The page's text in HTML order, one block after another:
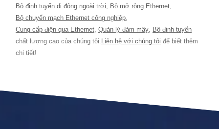
Bộ định tuyến di động ngoài trời, Bộ mở rộng Ethernet,
Bộ chuyển mạch Ethernet công nghiệp,
Cung cấp điện qua Ethernet, Quản lý đám mây, Bộ định tuyến
chất lượng cao của chúng tôi. Liên hệ với chúng tôi để biết thêm
chi tiết!